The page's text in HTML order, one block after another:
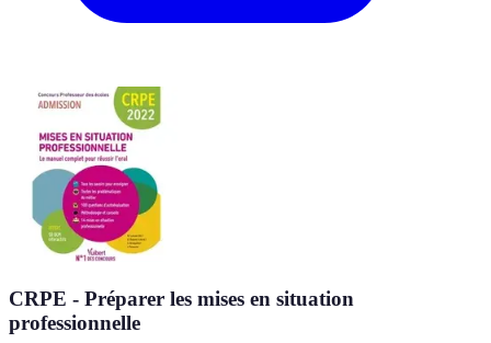
CRPE - Préparer les mises en situation
professionnelle